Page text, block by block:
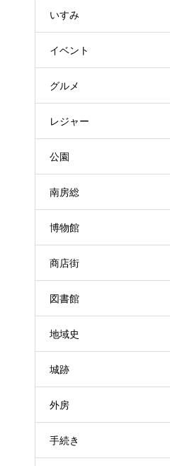
いすみ
イベント
グルメ
レジャー
公園
南房総
博物館
商店街
図書館
地域史
城跡
外房
手続き